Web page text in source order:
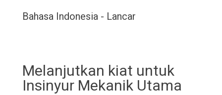
Bahasa Indonesia - Lancar
Melanjutkan kiat untuk
Insinyur Mekanik Utama